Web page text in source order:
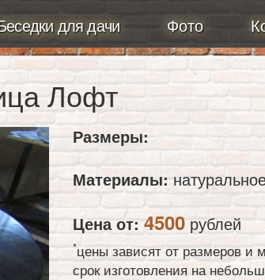
для дачи Фото
Лофт
Размеры:
Материалы:
Цена от: 4500 рублей
*цены зависят от размеров и
срок изготовления на